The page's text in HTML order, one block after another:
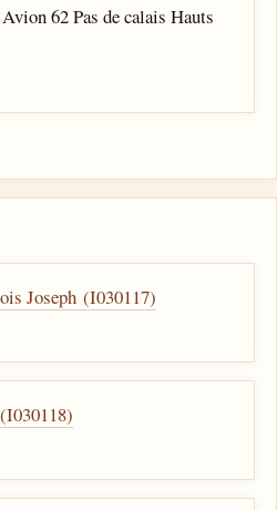
62 Pas de calais Hauts
Joseph (I030117)